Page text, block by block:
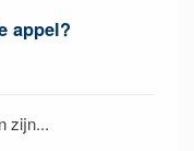
appel?
zijn...